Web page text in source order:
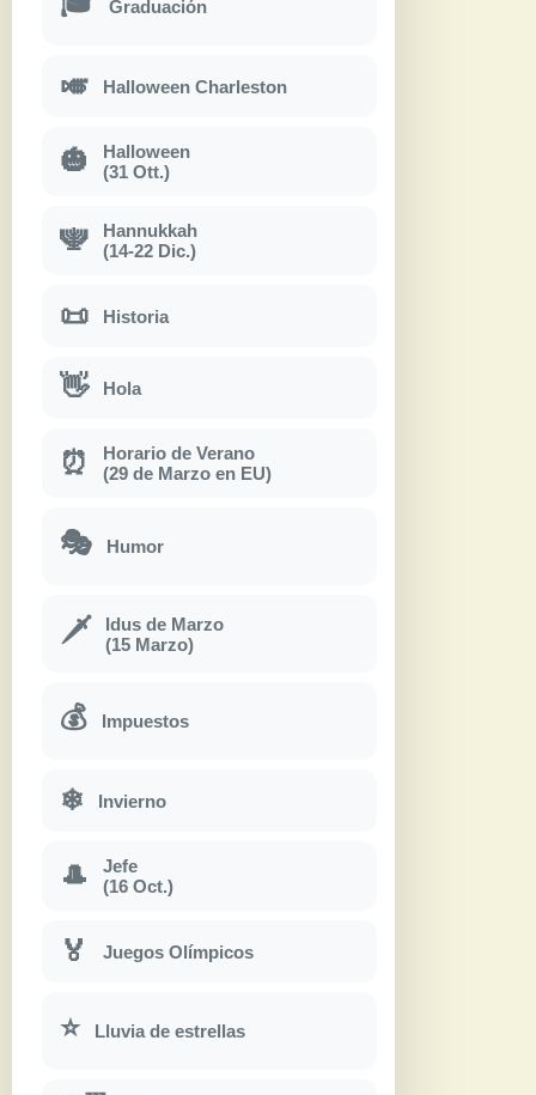
Graduación
🎺 Halloween Charleston
🎃
Halloween
(31 Ott.)
🕎
Hannukkah
(14-22 Dic.)
📜 Historia
👋 Hola
⏰
Horario de Verano
(29 de Marzo en EU)
🎭 Humor
🗡
Idus de Marzo
(15 Marzo)
💰 Impuestos
❄ Invierno
🎩
Jefe
(16 Oct.)
🏅 Juegos Olímpicos
⭐ Lluvia de estrellas